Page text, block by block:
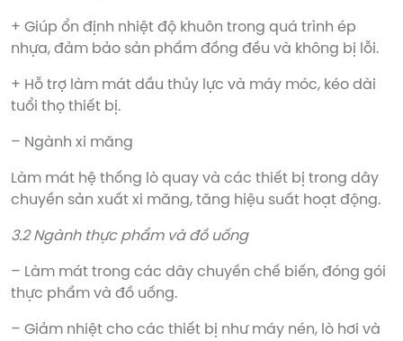
+ Giúp ổn định nhiệt độ khuôn trong quá trình ép
nhựa, đảm bảo sản phẩm đồng đều và không bị lỗi.
+ Hỗ trợ làm mát dầu thủy lực và máy móc, kéo dài
tuổi thọ thiết bị.
– Ngành xi măng
Làm mát hệ thống lò quay và các thiết bị trong dây
chuyền sản xuất xi măng, tăng hiệu suất hoạt động.
3.2 Ngành thực phẩm và đồ uống
– Làm mát trong các dây chuyền chế biến, đóng gói
thực phẩm và đồ uống.
– Giảm nhiệt cho các thiết bị như máy nén, lò hơi và